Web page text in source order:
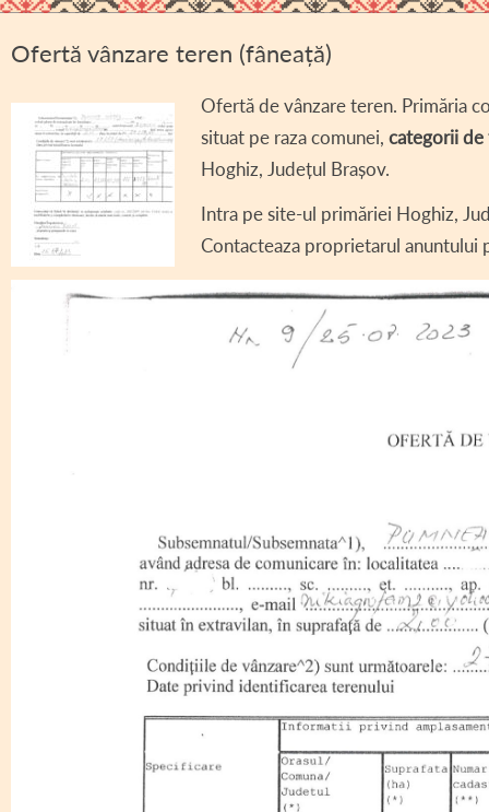
PROCESE VERBALE, INFORMĂRI
HOTĂRÂRI B.E.C.
ADMINISTRAȚIE
ACHIZIȚII PUBLICE
DECLARAȚII DE
DECLARAȚII DE
CONSILIUL LOCAL
INFORMAȚII
AVIZE /
VÂNZARE
Ofertă vânzare teren (fâneață)
Ofertă de vânzare teren. Primăria
situat pe raza comunei, categorii de
Hoghiz, Județul Brașov.
Intra pe site-ul primăriei Hoghiz,
Contacteaza proprietarul anuntului